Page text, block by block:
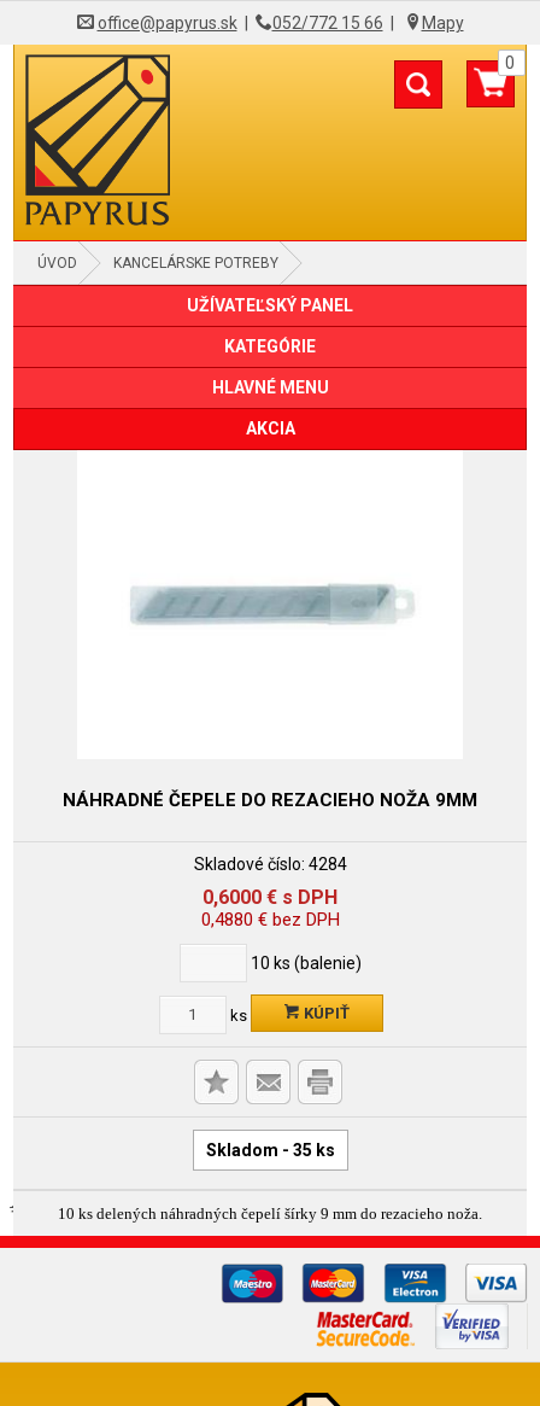
office@papyrus.sk| 052/772 15 66 Mapy
0
ÚVOD KANCELÁRSKE POTREBY
REZACIE NOŽE A NÁHRADYUŽÍVATEĽSKÝ PANEL
KATEGÓRIE
HLAVNÉ MENU
AKCIA
NÁHRADNÉ ČEPELE DO REZACIEHO NOŽA 9MM
Skladové číslo: 4284
0,6000 € s DPH
0,4880 €bez DPH
10 ks (balenie)
ks KÚPIŤ
Skladom - 35 ks
10 ks delených náhradných čepelí šírky 9 mm do rezacieho noža.